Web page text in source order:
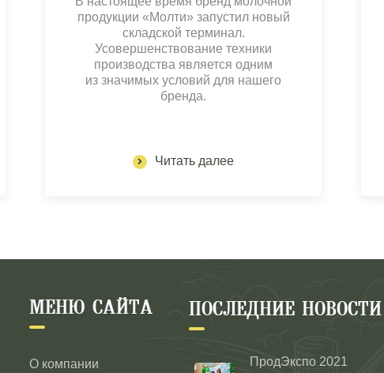
продукции «Молти» запустил новый
складской терминал.
Усовершенствование техники
производства является одним
из значимых условий для нашего
бренда.
Читать далее
МЕНЮ САЙТА
О компании
ПОСЛЕДНИЕ НОВОСТИ
ПродЭкспо 2021